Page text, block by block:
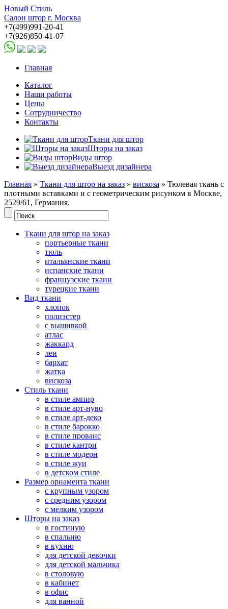
Новый Стиль
Салон штор г. Москва
+7(499)991-20-41
+7(926)850-41-07
Главная
Каталог
Наши работы
Цены
Сотрудничество
Контакты
Ткани для штор
Шторы на заказ
Виды штор
Выезд дизайнера
Главная » Ткани для штор на заказ » вискоза » Тюлевая ткань с
плотными вставками и с геометрическим рисунком в Москве,
2529/61, Германия.
Ткани для штор на заказ
портьерные ткани
тюль
итальянские ткани
испанские ткани
французские ткани
турецкие ткани
Вид ткани
хлопок
полиэстер
с вышивкой
атлас
жаккард
лен
бархат
жатка
вискоза
Стиль ткани
в стиле ампир
в стиле арт-нуво
в стиле арт-деко
в стиле барокко
в стиле прованс
в стиле кантри
в стиле модерн
в стиле жуи
в детском стиле
Размер орнамента ткани
с крупным узором
с средним узором
с мелким узором
Шторы на заказ
в гостиную
в спальню
в кухню
для детской девочки
для детской мальчика
в столовую
в кабинет
в офис
для ванной